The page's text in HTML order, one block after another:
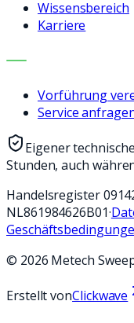
Wissensbereich
Karriere
KONTAKT
Vorführung
Service
Eigener
Stunden, auch
Handelsregister
NL861984626B01·
© 2026 Metech
Erstellt vonClickwave